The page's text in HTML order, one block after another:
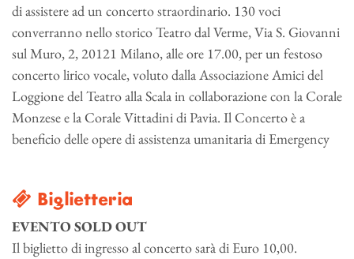
di assistere ad un concerto straordinario. 130 voci
converranno nello storico Teatro dal Verme, Via S. Giovanni
sul Muro, 2, 20121 Milano, alle ore 17.00, per un festoso
concerto lirico vocale, voluto dalla Associazione Amici del
Loggione del Teatro alla Scala in collaborazione con la Corale
Monzese e la Corale Vittadini di Pavia. Il Concerto è a
beneficio delle opere di assistenza umanitaria di Emergency
Biglietteria
EVENTO SOLD OUT
Il biglietto di ingresso al concerto sarà di Euro 10,00.